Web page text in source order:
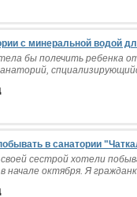
с минеральной водой
бы полечить ребенка от
в санатории
сестрой хотели
начале октября. Я